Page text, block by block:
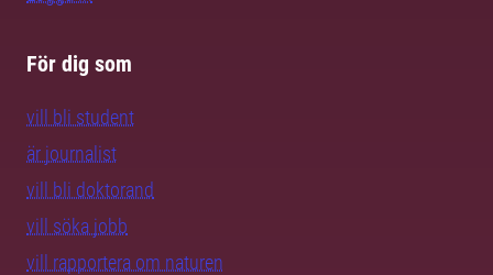
För dig som
vill bli student
är journalist
vill bli doktorand
vill söka jobb
vill rapportera om naturen